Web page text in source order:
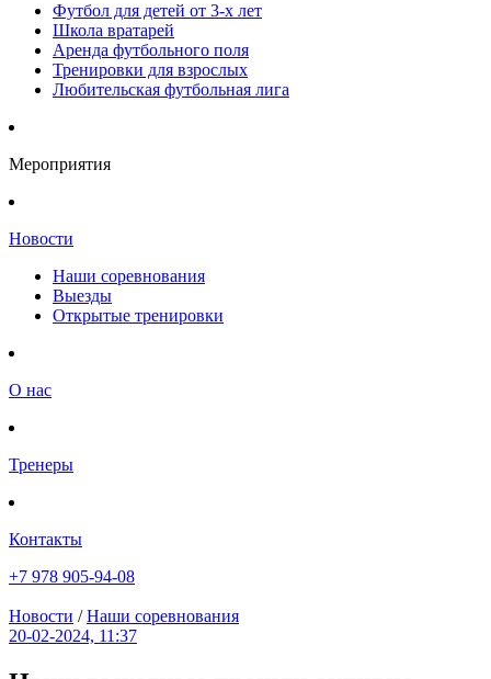
Футбол для детей от 3-х лет
Школа вратарей
Аренда футбольного поля
Тренировки для взрослых
Любительская футбольная лига
Мероприятия
Новости
Наши соревнования
Выезды
Открытые тренировки
О нас
Тренеры
Контакты
+7 978 905-94-08
Новости /Наши соревнования
20-02-2024, 11:37